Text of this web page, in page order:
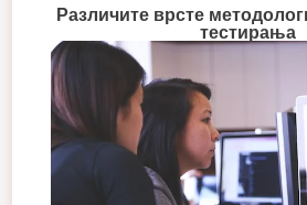
Различите врсте
тестирања